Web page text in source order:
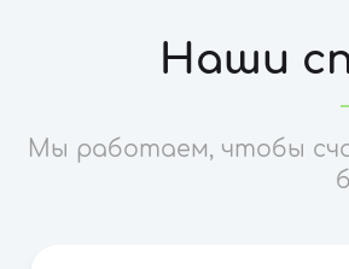
Наши
Мы работаем, чтобы